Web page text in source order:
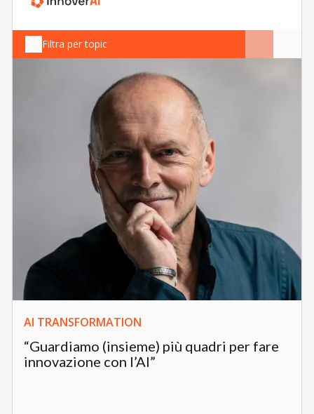
Filtra per topic
AI TRANSFORMATION
“Guardiamo (insieme) più quadri per fare
innovazione con l’AI”